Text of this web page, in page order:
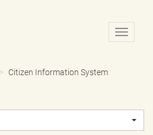
N
a
o
Citizen Information System